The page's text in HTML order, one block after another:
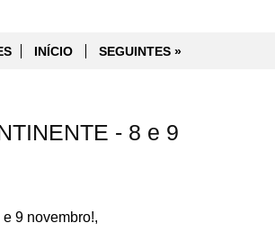
INÍCIO SEGUINTES »
- 8 e 9
9 novembro!,